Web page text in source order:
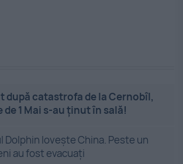
după catastrofa de la Cernobîl,
1 Mai s-au ținut în sală!
Dolphin lovește China. Peste un
au fost evacuați